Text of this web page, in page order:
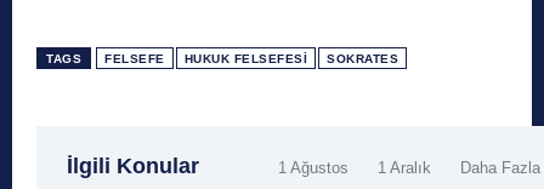
TAGS FELSEFE HUKUK FELSEFESI SOKRATES
İlgili Konular 1 Ağustos 1 Aralık Daha Fazla